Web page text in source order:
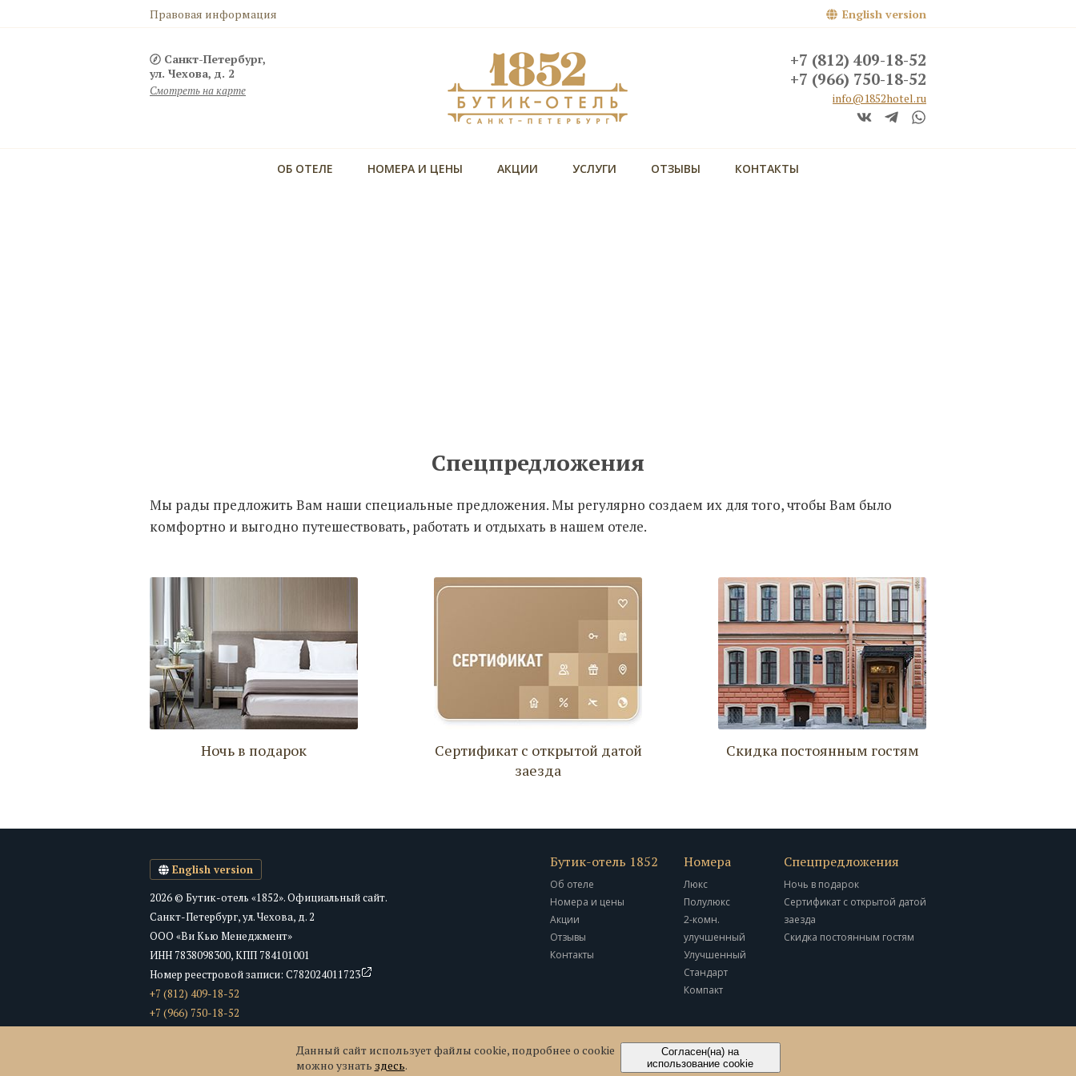
Правовая информация English version
Санкт-Петербург,
ул. Чехова, д. 2
Смотреть на карте
+7 (812) 409-18-52
+7 (966) 750-18-52
info@1852hotel.ru
ОБ ОТЕЛЕ НОМЕРА И ЦЕНЫ АКЦИИ УСЛУГИ ОТЗЫВЫ КОНТАКТЫ
Спецпредложения
Мы рады предложить Вам наши специальные предложения. Мы регулярно создаем их для того, чтобы Вам было
комфортно и выгодно путешествовать, работать и отдыхать в нашем отеле.
Ночь в подарок
Сертификат с открытой датой
заезда
Скидка постоянным гостям
English version
2026 © Бутик-отель «1852». Официальный сайт.
Санкт-Петербург, ул. Чехова, д. 2
ООО «Ви Кью Менеджмент»
ИНН 7838098300, КПП 784101001
Номер реестровой записи: С782024011723
+7 (812) 409-18-52
+7 (966) 750-18-52
Бутик-отель 1852
Об отеле
Номера и цены
Акции
Отзывы
Контакты
Номера
Люкс
Полулюкс
2-комн.
улучшенный
Улучшенный
Стандарт
Компакт
Спецпредложения
Ночь в подарок
Сертификат с открытой датой
заезда
Скидка постоянным гостям
Данный сайт использует файлы cookie, подробнее о cookie
можно узнать здесь.
Согласен(на) на
использование cookie